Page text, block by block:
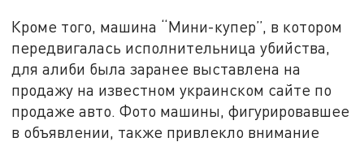
Кроме того, машина “Мини-купер”, в котором
передвигалась исполнительница убийства,
для алиби была заранее выставлена на
продажу на известном украинском сайте по
продаже авто. Фото машины, фигурировавшее
в объявлении, также привлекло внимание